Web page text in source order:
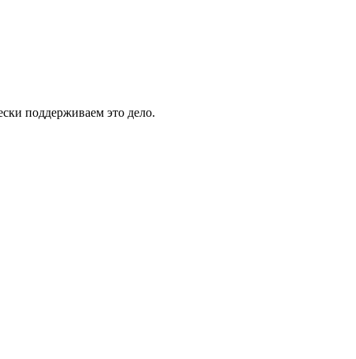
поддерживаем это дело.